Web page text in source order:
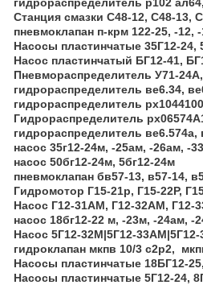
Станция смазки С48-12, С48-13,
пневмоклапан п-крм 122-25, -12,
Насосы пластинчатые 35Г12-24,
Насос пластинчатый БГ12-41,
Пневмораспределитель У71-
гидрораспределитель ве6.34,
гидрораспределитель
Гидрораспределитель
гидрораспределитель ве6.574а,
насос 35г12-24м, -25ам, -26ам, -
насос 50бг12-24м, 5бг12-24м
пневмоклапан бв57-13, в57-14,
Гидромотор Г15-21р, Г15-22Р,
Насос Г12-31АМ, Г12-32АМ, Г12-
насос 18бг12-22 м, -23м, -24ам, -
Насос 5Г12-32М|5Г12-
гидроклапан мкпв 10/3 с2р2,
Насосы пластинчатые 18БГ12-
Насосы пластинчатые 5Г12-24,